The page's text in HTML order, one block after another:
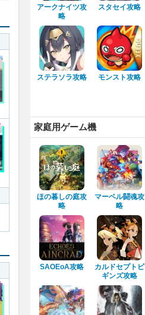
アークナイツ攻
略
スタセイ攻略
ステラソラ攻略 モンスト攻略
家庭用ゲーム機
ほの暮しの庭攻
略
マーベル闘魂攻
略
SAOEoA攻略
カルドセプトビ
ギンズ攻略